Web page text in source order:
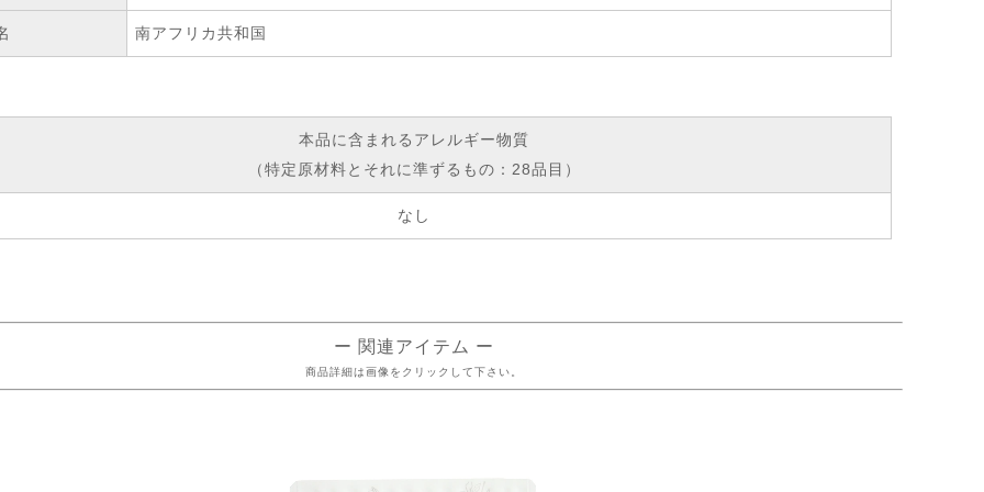
南アフリカ共和国
本品に含まれるアレルギー物質
（特定原材料とそれに準ずるもの：28品目）
なし
ー 関連アイテム ー
商品詳細は画像をクリックして下さい。